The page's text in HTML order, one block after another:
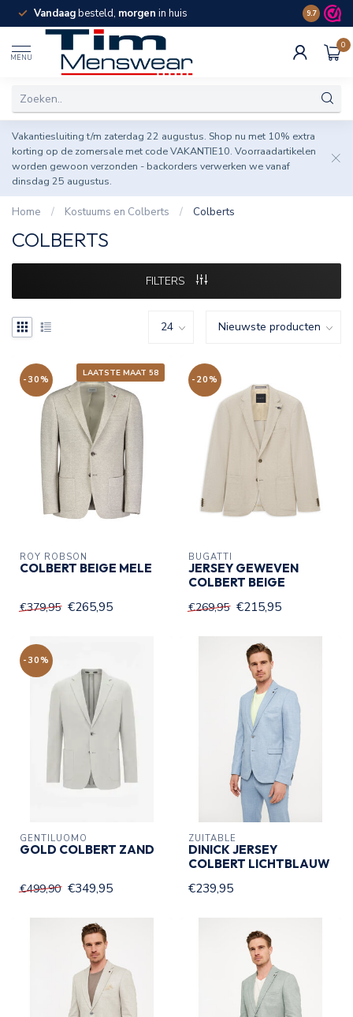
Vandaagbesteld, morgen in huis Spaar
9.7
MENU
0
Vakantiesluiting t/m zaterdag 22 augustus. Shop nu met 10% extra
korting op de zomersale met code VAKANTIE10. Voorraadartikelen
worden gewoon verzonden - backorders verwerken we vanaf
dinsdag 25 augustus.
Home / Kostuums en Colberts / Colberts
COLBERTS
FILTERS
LAATSTE MAAT 58
-30%
ROY ROBSON
COLBERT BEIGE MELE
€379,95 €265,95
-20%
BUGATTI
JERSEY GEWEVEN
COLBERT BEIGE
€269,95 €215,95
-30%
GENTILUOMO
GOLD COLBERT ZAND
€499,90 €349,95
ZUITABLE
DINICK JERSEY
COLBERT LICHTBLAUW
€239,95